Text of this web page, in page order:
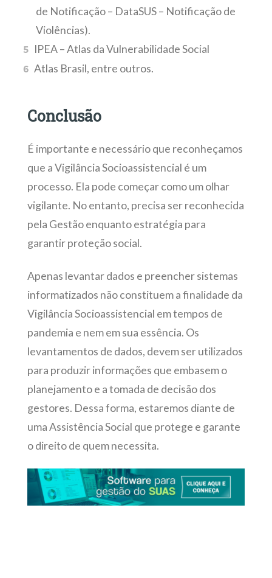
de Notificação – DataSUS – Notificação de
Violências).
IPEA – Atlas da Vulnerabilidade Social
Atlas Brasil, entre outros.
Conclusão
É importante e necessário que reconheçamos
que a Vigilância Socioassistencial é um
processo. Ela pode começar como um olhar
vigilante. No entanto, precisa ser reconhecida
pela Gestão enquanto estratégia para
garantir proteção social.
Apenas levantar dados e preencher sistemas
informatizados não constituem a finalidade da
Vigilância Socioassistencial em tempos de
pandemia e nem em sua essência. Os
levantamentos de dados, devem ser utilizados
para produzir informações que embasem o
planejamento e a tomada de decisão dos
gestores. Dessa forma, estaremos diante de
uma Assistência Social que protege e garante
o direito de quem necessita.